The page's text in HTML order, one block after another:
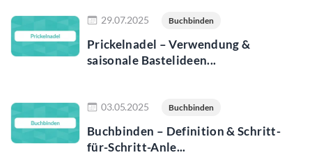
29.07.2025 Buchbinden
Prickelnadel – Verwendung &
saisonale Bastelideen...
03.05.2025 Buchbinden
Buchbinden – Definition & Schritt-
für-Schritt-Anle...